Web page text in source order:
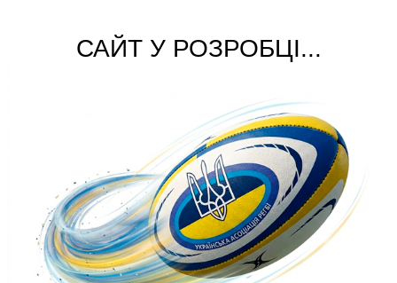
САЙТ У РОЗРОБЦІ...